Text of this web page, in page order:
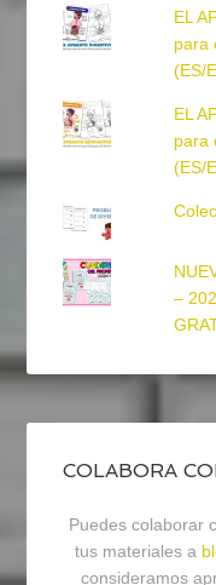
EL
para
(ES/
EL
para
(ES/
–
COLABORA
Puedes colaborar
tus materiales a
consideramos